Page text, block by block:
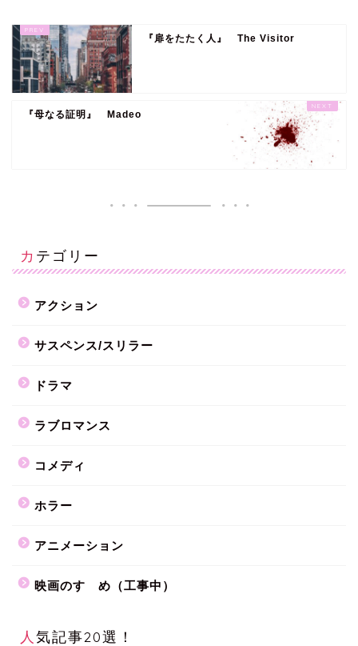
『扉をたたく人』 The Visitor
『母なる証明』 Madeo
カテゴリー
アクション
サスペンス/スリラー
ドラマ
ラブロマンス
コメディ
ホラー
アニメーション
映画のすゝめ（工事中）
人気記事20選！